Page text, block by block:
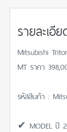
รายละเอี
Mitsubishi
MT ราคา
รหัสสินค้า :
✔ MODEL ปี